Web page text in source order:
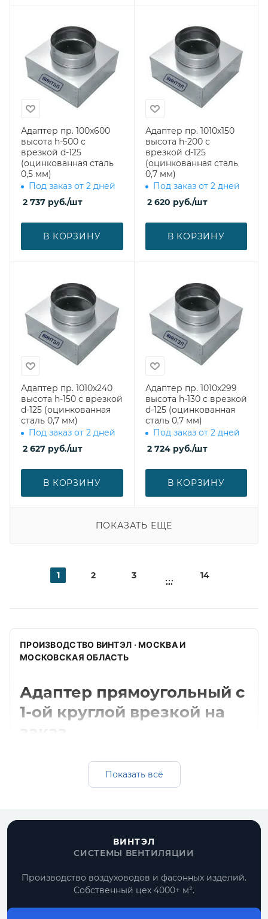
Адаптер пр. 100х600
высота h-500 с
врезкой d-125
(оцинкованная сталь
0,5 мм)
Под заказ от 2 дней
2 737 руб./шт
В КОРЗИНУ
Адаптер пр. 1010х150
высота h-200 с
врезкой d-125
(оцинкованная сталь
0,7 мм)
Под заказ от 2 дней
2 620 руб./шт
В КОРЗИНУ
Адаптер пр. 1010х240
высота h-150 с врезкой
d-125 (оцинкованная
сталь 0,7 мм)
Под заказ от 2 дней
2 627 руб./шт
В КОРЗИНУ
Адаптер пр. 1010х299
высота h-130 с врезкой
d-125 (оцинкованная
сталь 0,7 мм)
Под заказ от 2 дней
2 724руб./шт
В КОРЗИНУ
ПОКАЗАТЬ ЕЩЕ
1 2 3
...
14
ПРОИЗВОДСТВО ВИНТЭЛ · МОСКВА И
МОСКОВСКАЯ ОБЛАСТЬ
Адаптер прямоугольный с
1-ой круглой врезкой на
ой круглой врезкой для прямоугольных
систем вентиляции: оцинкованная, черная и
комплектация под проект и поставка
Все прямоугольные воздуховоды
Показать всё
ВИНТЭЛ
СИСТЕМЫ ВЕНТИЛЯЦИИ
Производство воздуховодов и фасонных изделий.
Собственный цех 4000+ м².